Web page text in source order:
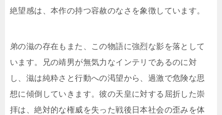
絶望感は、本作の持つ容赦のなさを象徴しています。
弟の滋の存在もまた、この物語に強烈な影を落として
います。兄の靖男が無気力なインテリであるのに対
し、滋は純粋さと行動への渇望から、過激で危険な思
想に傾倒していきます。彼の天皇に対する屈折した崇
拝は、絶対的な権威を失った戦後日本社会の歪みを体